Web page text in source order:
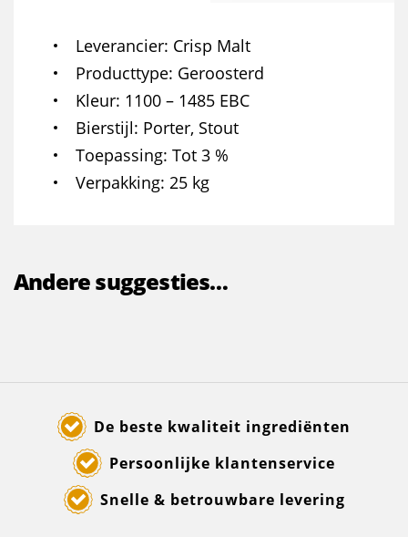
Leverancier Crisp Malt
Producttype Geroosterd
Kleur 1100 – 1485 EBC
Bierstijl Porter, Stout
Toepassing Tot 3 %
Verpakking 25 kg
Andere suggesties…
De beste kwaliteit ingrediënten
Persoonlijke klantenservice
Snelle & betrouwbare levering